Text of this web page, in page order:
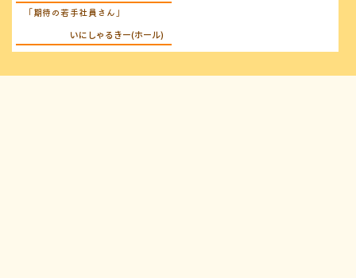
「期待の若手社員さん」
いにしゃるきー(ホール)